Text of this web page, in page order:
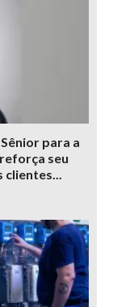
para a
seu
clientes...